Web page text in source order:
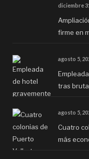
diciembre
firme en
agosto 5,
tras
agosto 5,
Cuatro
más